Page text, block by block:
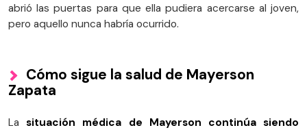
abrió las puertas para que ella pudiera acercarse al joven,
pero aquello nunca habría ocurrido.
Cómo sigue la salud de Mayerson
Zapata
La situación médica de Mayerson continúa siendo